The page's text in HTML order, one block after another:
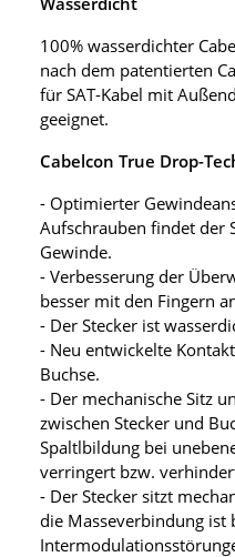
100% wasserdichter
nach dem patentierten
für SAT-Kabel mit
geeignet.
Cabelcon True Drop-
- Optimierter
Aufschrauben findet der
Gewinde.
- Verbesserung der
besser mit den Fingern
- Der Stecker ist
- Neu entwickelte
Buchse.
- Der mechanische Sitz
zwischen Stecker und
Spaltlbildung bei
verringert bzw.
- Der Stecker sitzt
die Masseverbindung ist